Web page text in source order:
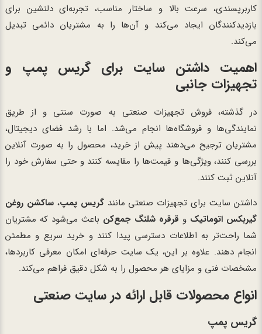
کاربرپسندی، سرعت بالا و ساختار مناسب، تجربه‌ای دلنشین برای
بازدیدکنندگان ایجاد می‌کند و آن‌ها را به مشتریان دائمی تبدیل
می‌کند.
اهمیت داشتن سایت برای گریس پمپ و
تجهیزات جانبی
در گذشته، فروش تجهیزات صنعتی به صورت سنتی و از طریق
نمایندگی‌ها و فروشگاه‌ها انجام می‌شد. اما با رشد فضای دیجیتال،
مشتریان ترجیح می‌دهند پیش از خرید، محصول را به صورت آنلاین
بررسی کنند، ویژگی‌ها و قیمت‌ها را مقایسه کنند و حتی سفارش خود را
آنلاین ثبت کنند.
داشتن سایت برای تجهیزات صنعتی مانندگریس پمپ،ساکشن روغن
گیربکس اتوماتیک و قرقره شلنگ جمع‌کن باعث می‌شود که مشتریان
شما راحت‌تر به اطلاعات دسترسی پیدا کنند و خرید سریع و مطمئن
انجام دهند. علاوه بر این، یک سایت حرفه‌ای امکان معرفی کاربردها،
مشخصات فنی و مزایای هر محصول را به شکل دقیق فراهم می‌کند.
انواع محصولات قابل ارائه در سایت صنعتی
گریس پمپ